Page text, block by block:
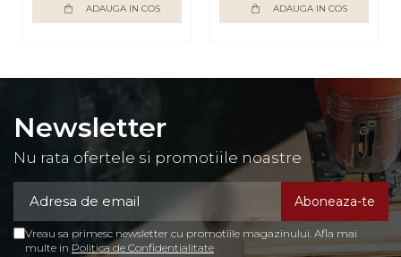
ADAUGA IN COS ADAUGA IN COS
Newsletter
Nu rata ofertele si promotiile noastre
Vreau sa primesc newsletter cu promotiile magazinului. Afla mai
multe in Politica de Confidentialitate